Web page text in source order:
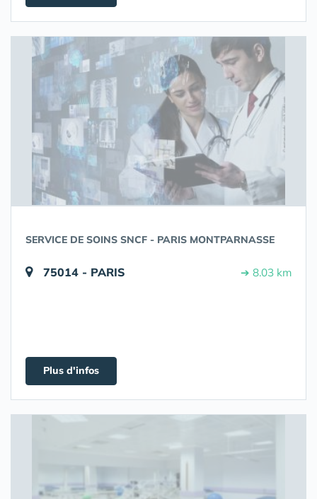
SERVICE DE SOINS SNCF - PARIS MONTPARNASSE
75014 - PARIS ➔ 8.03 km
Plus d'infos